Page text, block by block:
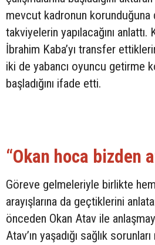
mevcut kadronun
takviyelerin yapılacağını anlattı.
İbrahim Kaba’yı transfer
iki de yabancı oyuncu getirme
başladığını ifade etti.
“Okan hoca bizden
Göreve gelmeleriyle birlikte
arayışlarına da geçtiklerini
önceden Okan Atav ile
Atav’ın yaşadığı sağlık